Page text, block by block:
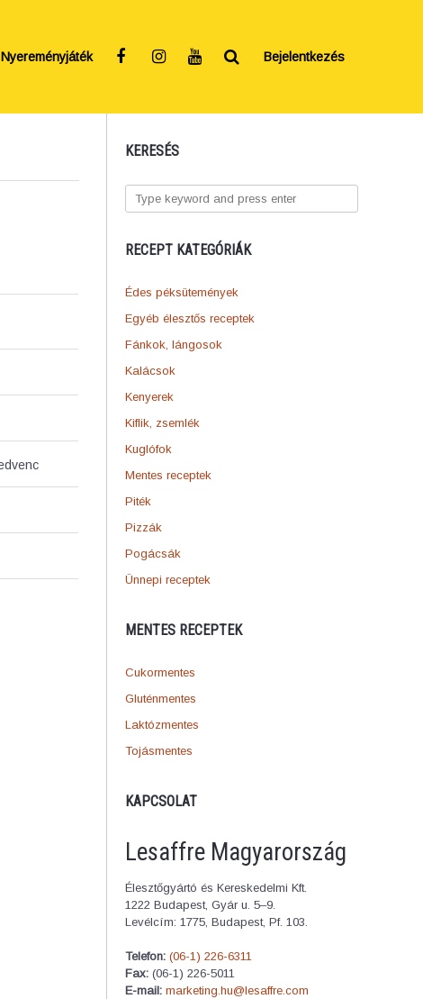
Nyereményjáték Bejelentkezés
KERESÉS
RECEPT KATEGÓRIÁK
Édes péksütemények
Egyéb élesztős receptek
Fánkok, lángosok
Kalácsok
Kenyerek
Kiflik, zsemlék
Kuglófok
Mentes receptek
Piték
Pizzák
Pogácsák
Ünnepi receptek
MENTES RECEPTEK
Cukormentes
Gluténmentes
Laktózmentes
Tojásmentes
KAPCSOLAT
Lesaffre Magyarország
Élesztőgyártó és Kereskedelmi Kft.
1222 Budapest, Gyár u. 5–9.
Levélcím: 1775, Budapest, Pf. 103.
Telefon: (06-1) 226-6311
Fax: (06-1) 226-5011
E-mail: marketing.hu@lesaffre.com